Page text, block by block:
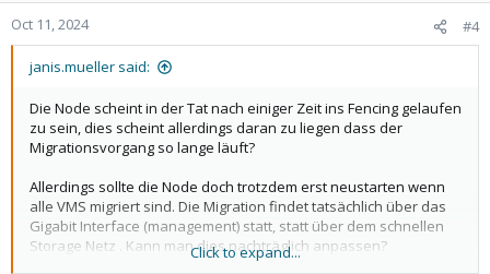
Oct 11, 2024 #4
janis.mueller said:
Die Node scheint in der Tat nach einiger Zeit ins Fencing gelaufen
zu sein, dies scheint allerdings daran zu liegen dass der
Migrationsvorgang so lange läuft?
Allerdings sollte die Node doch trotzdem erst neustarten wenn
alle VMS migriert sind. Die Migration findet tatsächlich über das
Gigabit Interface (management) statt, statt über dem schnellen
Storage Netz . Kann man dies nachträglich anpassen?
Click to expand...